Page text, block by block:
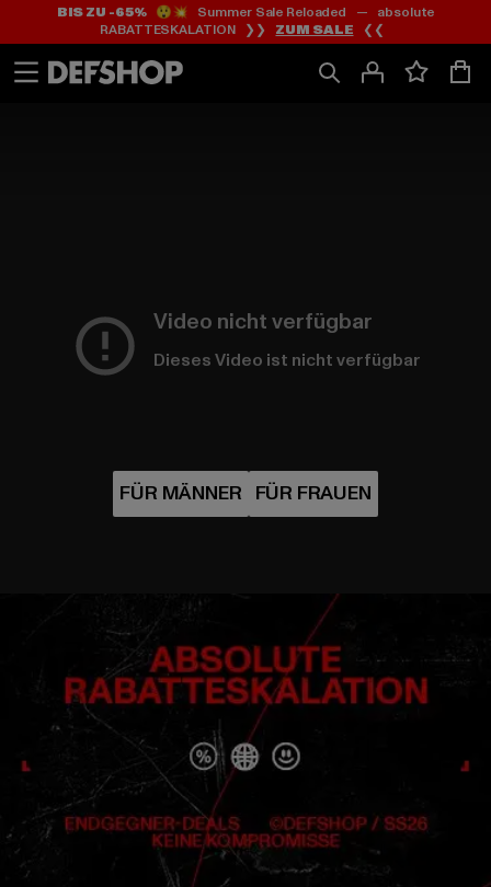
Zum
Inhalt
springen
Zum
Fußzeile
springen
BIS ZU -65%😲💥 Summer Sale Reloaded — absolute
RABATTESKALATION ❯❯ ZUM SALE ❮❮
Video nicht verfügbar
Dieses Video ist nicht verfügbar